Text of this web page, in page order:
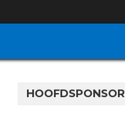
HOOFDSPONSOR